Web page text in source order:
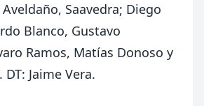
Saavedra; Diego
Blanco, Gustavo
Ramos, Matías Donoso y
Jaime Vera.